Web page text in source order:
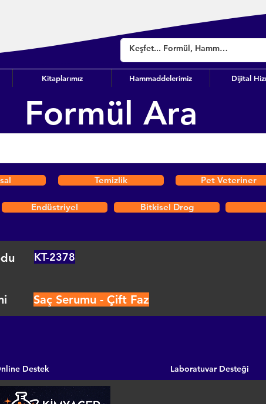
Kitaplarımız Hammaddelerimiz Dijital
Formül Ara
Temizlik Pet Veteriner
Endüstriyel Bitkisel Drog
KT-2378
Saç Serumu - Çift Faz
Destek Laboratuvar Desteği